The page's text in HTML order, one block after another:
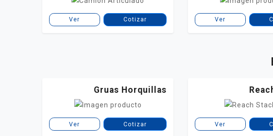
Ver Cotizar Ver
Gruas Horquillas
Ver Cotizar Ver